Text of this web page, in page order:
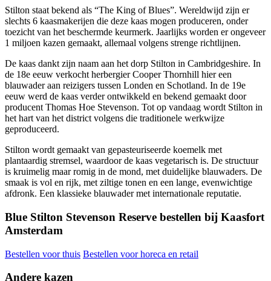
Stilton staat bekend als “The King of Blues”. Wereldwijd zijn er
slechts 6 kaasmakerijen die deze kaas mogen produceren, onder
toezicht van het beschermde keurmerk. Jaarlijks worden er ongeveer
1 miljoen kazen gemaakt, allemaal volgens strenge richtlijnen.
De kaas dankt zijn naam aan het dorp Stilton in Cambridgeshire. In
de 18e eeuw verkocht herbergier Cooper Thornhill hier een
blauwader aan reizigers tussen Londen en Schotland. In de 19e
eeuw werd de kaas verder ontwikkeld en bekend gemaakt door
producent Thomas Hoe Stevenson. Tot op vandaag wordt Stilton in
het hart van het district volgens die traditionele werkwijze
geproduceerd.
Stilton wordt gemaakt van gepasteuriseerde koemelk met
plantaardig stremsel, waardoor de kaas vegetarisch is. De structuur
is kruimelig maar romig in de mond, met duidelijke blauwaders. De
smaak is vol en rijk, met ziltige tonen en een lange, evenwichtige
afdronk. Een klassieke blauwader met internationale reputatie.
Blue Stilton Stevenson Reserve bestellen bij Kaasfort
Amsterdam
Bestellen voor thuis Bestellen voor horeca en retail
Andere kazen